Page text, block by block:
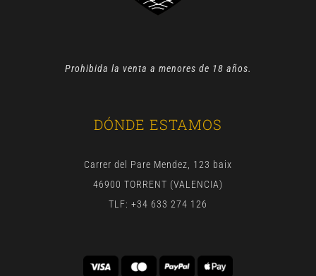
Prohibida la venta a menores de 18 años.
DÓNDE ESTAMOS
Carrer del Pare Mendez, 123 baix
46900 TORRENT (VALENCIA)
TLF: +34 633 274 126